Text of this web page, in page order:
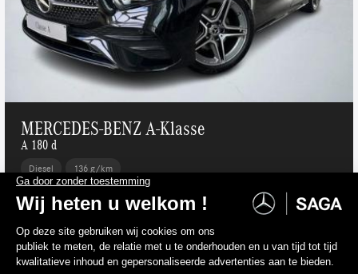
MERCEDES-BENZ A-Klasse
A 180 d
Diesel 136 g/km
39 400 €
32 562 €